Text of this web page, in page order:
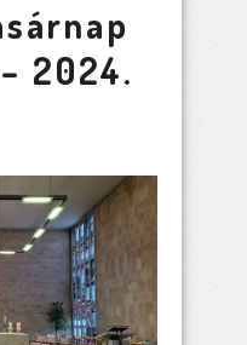
2024.